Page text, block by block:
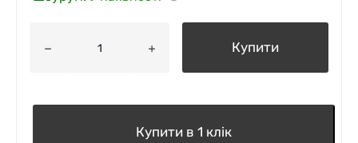
Купити
Купити в 1 клік